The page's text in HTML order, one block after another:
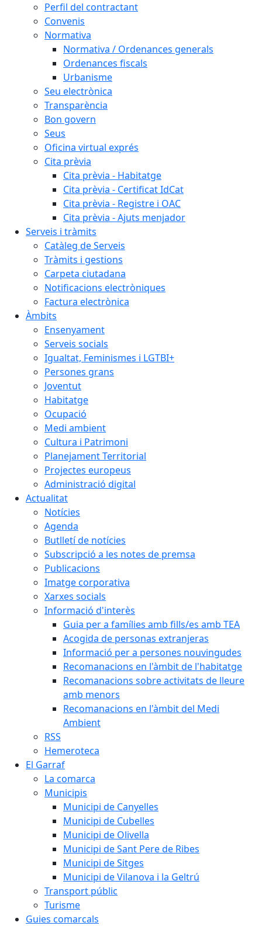
Perfil del contractant
Convenis
Normativa
Normativa / Ordenances generals
Ordenances fiscals
Urbanisme
Seu electrònica
Transparència
Bon govern
Seus
Oficina virtual exprés
Cita prèvia
Cita prèvia - Habitatge
Cita prèvia - Certificat IdCat
Cita prèvia - Registre i OAC
Cita prèvia - Ajuts menjador
Serveis i tràmits
Catàleg de Serveis
Tràmits i gestions
Carpeta ciutadana
Notificacions electròniques
Factura electrònica
Àmbits
Ensenyament
Serveis socials
Igualtat, Feminismes i LGTBI+
Persones grans
Joventut
Habitatge
Ocupació
Medi ambient
Cultura i Patrimoni
Planejament Territorial
Projectes europeus
Administració digital
Actualitat
Notícies
Agenda
Butlletí de notícies
Subscripció a les notes de premsa
Publicacions
Imatge corporativa
Xarxes socials
Informació d'interès
Guia per a famílies amb fills/es amb TEA
Acogida de personas extranjeras
Informació per a persones nouvingudes
Recomanacions en l'àmbit de l'habitatge
Recomanacions sobre activitats de lleure
amb menors
Recomanacions en l'àmbit del Medi
Ambient
RSS
Hemeroteca
El Garraf
La comarca
Municipis
Municipi de Canyelles
Municipi de Cubelles
Municipi de Olivella
Municipi de Sant Pere de Ribes
Municipi de Sitges
Municipi de Vilanova i la Geltrú
Transport públic
Turisme
Guies comarcals